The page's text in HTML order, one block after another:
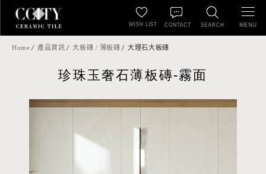
SEARCH
WISH LIST CONTACT MENU
Home 產品資訊 大板磚 / 薄板磚 大理石大板磚
珍珠玉奢石薄板磚-霧面